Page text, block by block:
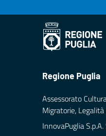
Regione Puglia
Assessorato
Migratorie,
InnovaPuglia